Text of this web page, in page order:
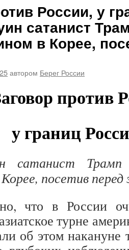
России, у
сатанист
в Корее,
автором Берег России
против
у границ
сатанист
посетив
что в России
турне
об этом накануне